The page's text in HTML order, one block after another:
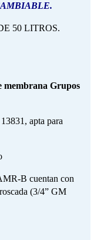
50 LITROS.
membrana Grupos
apta para
B cuentan con
(3/4” GM